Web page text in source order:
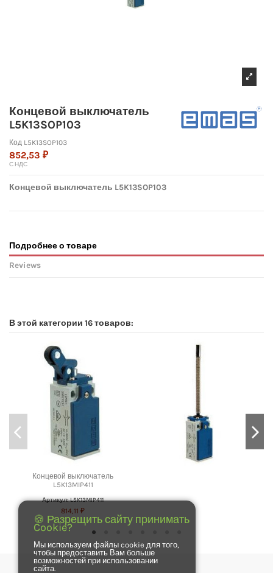
Концевой выключатель
L5K13SOP103
Код L5K13SOP103
852,53 ₽
С НДС
Концевой выключатель L5K13SOP103
Подробнее о товаре
Reviews
В этой категории 16 товаров:
Концевой выключатель
L5K13MIP411
Артикул: L5K13MIP411
814,11 ₽
🍪 Разрещить сайту принимать
Cookie?
Мы используем файлы cookie для того,
чтобы предоставить Вам больше
возможностей при использовании
сайта.